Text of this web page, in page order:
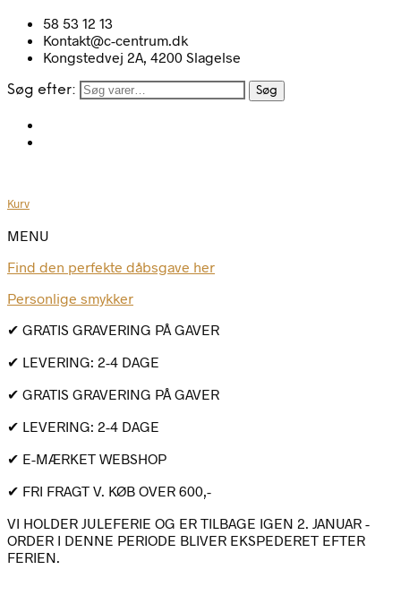
58 53 12 13
Kontakt@c-centrum.dk
Kongstedvej 2A, 4200 Slagelse
Søg efter: Søg
Kurv
MENU
Find den perfekte dåbsgave her
Personlige smykker
✔ GRATIS GRAVERING PÅ GAVER
✔ LEVERING: 2-4 DAGE
✔ GRATIS GRAVERING PÅ GAVER
✔ LEVERING: 2-4 DAGE
✔ E-MÆRKET WEBSHOP
✔ FRI FRAGT V. KØB OVER 600,-
VI HOLDER JULEFERIE OG ER TILBAGE IGEN 2. JANUAR -
ORDER I DENNE PERIODE BLIVER EKSPEDERET EFTER
FERIEN.